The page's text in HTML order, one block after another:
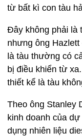
từ bất kì con tàu
Đây không phải là
nhưng ông
là tàu thường có
bị điều khiển từ
thiết kể là tàu
Theo ông Stanley
kinh doanh của
dụng nhiên liệu